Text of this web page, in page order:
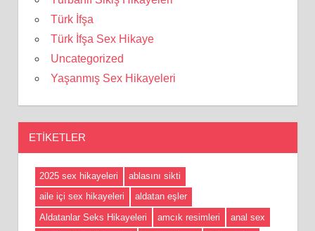
Türk İfşa
Türk İfşa Sex Hikaye
Uncategorized
Yaşanmış Sex Hikayeleri
ETIKETLER
2025 sex hikayeleri
ablasını sikti
aile içi sex hikayeleri
aldatan eşler
Aldatanlar Seks Hikayeleri
amcık resimleri
anal sex